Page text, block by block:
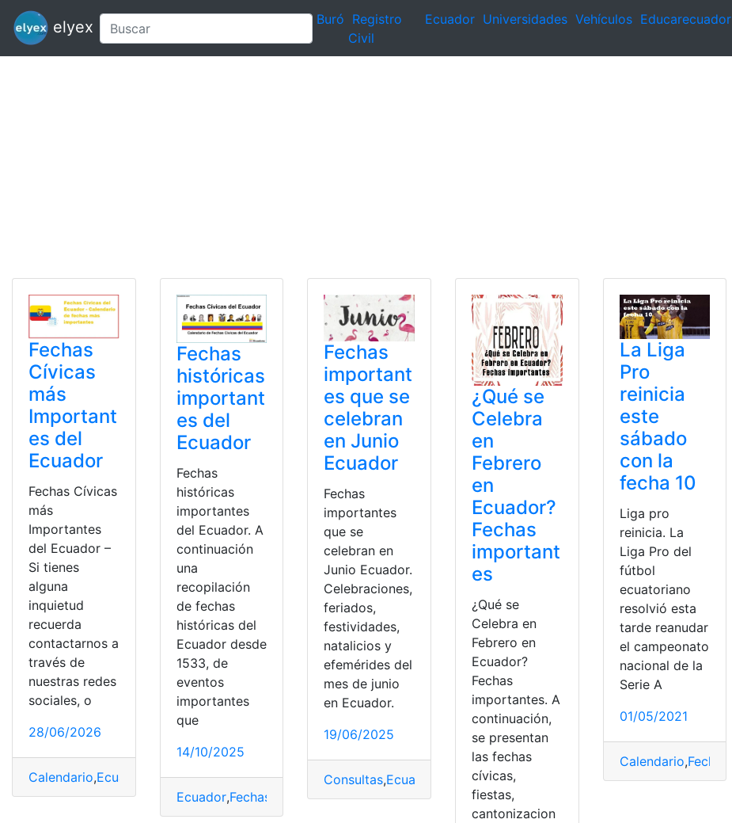
elyex Buró Registro
Civil
Ecuador Universidades Vehículos Educarecuador
Fechas
Cívicas
más
Important
es del
Ecuador
Fechas Cívicas
más
Importantes
del Ecuador –
Si tienes
alguna
inquietud
recuerda
contactarnos a
través de
nuestras redes
sociales, o
28/06/2026
Calendario,Ecuador Fechas,Fechas cívicas, Fechas de Postulación fechas importantes
Fechas
históricas
important
es del
Ecuador
Fechas
históricas
importantes
del Ecuador. A
continuación
una
recopilación
de fechas
históricas del
Ecuador desde
1533, de
eventos
importantes
que
14/10/2025
Ecuador,Fechas fechas importantes,Herramientas Ecuador
Fechas
important
es que se
celebran
en Junio
Ecuador
Fechas
importantes
que se
celebran en
Junio Ecuador.
Celebraciones,
feriados,
festividades,
natalicios y
efemérides del
mes de junio
en Ecuador.
19/06/2025
Consultas,Ecuador Fechas,fechas importantes
¿Qué se
Celebra
en
Febrero
en
Ecuador?
Fechas
important
es
¿Qué se
Celebra en
Febrero en
Ecuador?
Fechas
importantes. A
continuación,
se presentan
las fechas
cívicas,
fiestas,
cantonizacion
La Liga
Pro
reinicia
este
sábado
con la
fecha 10
Liga pro
reinicia. La
Liga Pro del
fútbol
ecuatoriano
resolvió esta
tarde reanudar
el campeonato
nacional de la
Serie A
01/05/2021
Calendario,Fechas